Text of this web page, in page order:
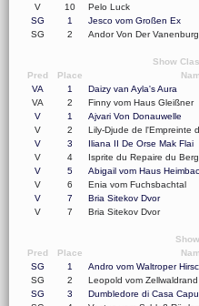
V
10 Pelo Luck
SG
1 Jesco vom Großen Ex
SG
2 Andor Von Der Vanenburg
Show
Pred
Place
VA
1 Daizy van Ayla's Aura
VA
2 Finny vom Haus Gleißner
V
1 Ajvari Von Donauwelle
V
2 Lily-Djude de l'Empreinte
V
3 Iliana II De Orse Mak Flai
V
4 Isprite du Repaire du
V
5 Abigail vom Haus
V
6 Enia vom Fuchsbachtal
V
7 Bria Sitekov Dvor
V
7 Bria Sitekov Dvor
Pred
Place
SG
1 Andro vom Waltroper
SG
2 Leopold vom Zellwaldrand
SG
3 Dumbledore di Casa